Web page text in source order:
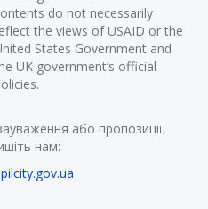
do not necessarily
the views of USAID or the
States Government and
UK government’s official
або пропозиції,
нам: